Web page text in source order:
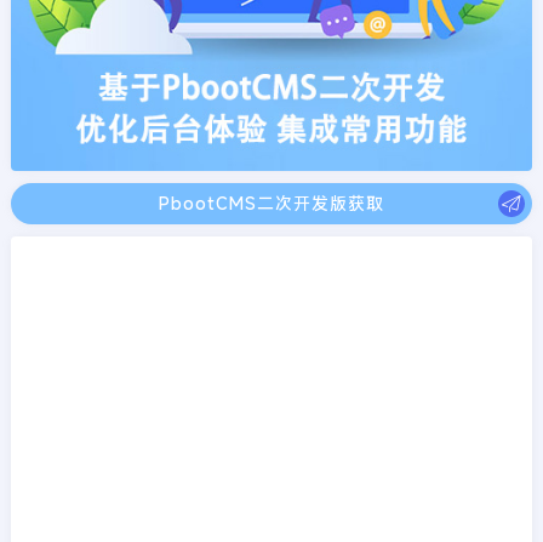
PbootCMS二次开发版获取